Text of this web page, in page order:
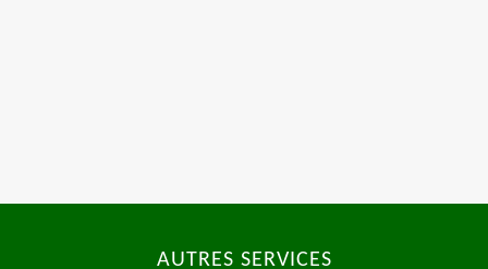
AUTRES SERVICES